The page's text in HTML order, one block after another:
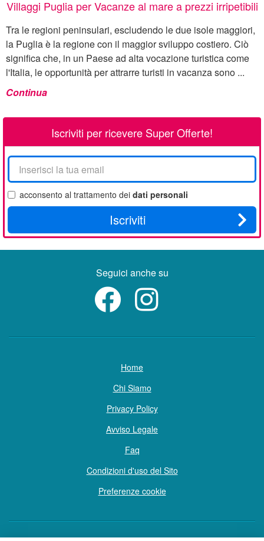
Villaggi Puglia per Vacanze al mare a prezzi irripetibili
Tra le regioni peninsulari, escludendo le due isole maggiori,
la Puglia è la regione con il maggior sviluppo costiero. Ciò
significa che, in un Paese ad alta vocazione turistica come
l'Italia, le opportunità per attrarre turisti in vacanza sono ...
Continua
Iscriviti per ricevere Super Offerte!
La
tua
email
acconsento al trattamento dei dati personali
Iscriviti
Seguici anche su
Home
Chi Siamo
Privacy Policy
Avviso Legale
Faq
Condizioni d'uso del Sito
Preferenze cookie